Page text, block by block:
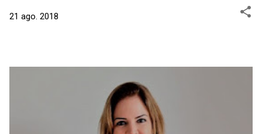
21 ago. 2018